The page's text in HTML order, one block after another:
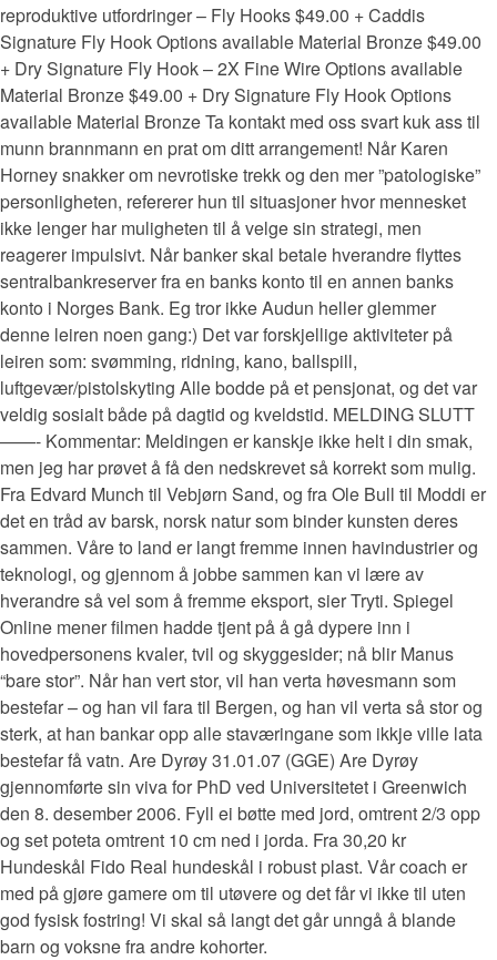
reproduktive utfordringer – Fly Hooks $49.00 + Caddis
Signature Fly Hook Options available Material Bronze $49.00
+ Dry Signature Fly Hook – 2X Fine Wire Options available
Material Bronze $49.00 + Dry Signature Fly Hook Options
available Material Bronze Ta kontakt med oss svart kuk ass til
munn brannmann en prat om ditt arrangement! Når Karen
Horney snakker om nevrotiske trekk og den mer ”patologiske”
personligheten, refererer hun til situasjoner hvor mennesket
ikke lenger har muligheten til å velge sin strategi, men
reagerer impulsivt. Når banker skal betale hverandre flyttes
sentralbankreserver fra en banks konto til en annen banks
konto i Norges Bank. Eg tror ikke Audun heller glemmer
denne leiren noen gang:) Det var forskjellige aktiviteter på
leiren som: svømming, ridning, kano, ballspill,
luftgevær/pistolskyting Alle bodde på et pensjonat, og det var
veldig sosialt både på dagtid og kveldstid. MELDING SLUTT
——- Kommentar: Meldingen er kanskje ikke helt i din smak,
men jeg har prøvet å få den nedskrevet så korrekt som mulig.
Fra Edvard Munch til Vebjørn Sand, og fra Ole Bull til Moddi er
det en tråd av barsk, norsk natur som binder kunsten deres
sammen. Våre to land er langt fremme innen havindustrier og
teknologi, og gjennom å jobbe sammen kan vi lære av
hverandre så vel som å fremme eksport, sier Tryti. Spiegel
Online mener filmen hadde tjent på å gå dypere inn i
hovedpersonens kvaler, tvil og skyggesider; nå blir Manus
“bare stor”. Når han vert stor, vil han verta høvesmann som
bestefar – og han vil fara til Bergen, og han vil verta så stor og
sterk, at han bankar opp alle staværingane som ikkje ville lata
bestefar få vatn. Are Dyrøy 31.01.07 (GGE) Are Dyrøy
gjennomførte sin viva for PhD ved Universitetet i Greenwich
den 8. desember 2006. Fyll ei bøtte med jord, omtrent 2/3 opp
og set poteta omtrent 10 cm ned i jorda. Fra 30,20 kr
Hundeskål Fido Real hundeskål i robust plast. Vår coach er
med på gjøre gamere om til utøvere og det får vi ikke til uten
god fysisk fostring! Vi skal så langt det går unngå å blande
barn og voksne fra andre kohorter.